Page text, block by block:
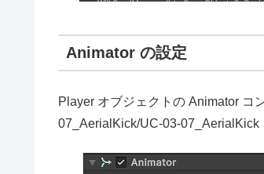
Animator の設定
Player オブジェクトの Animator コ
07_AerialKick/UC-03-07_AerialKick